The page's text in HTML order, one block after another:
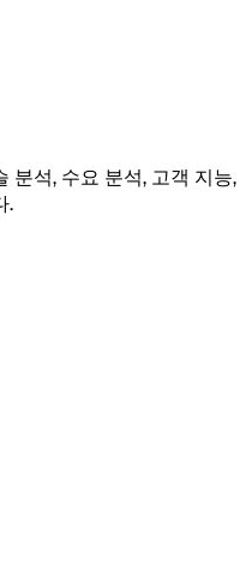
분석, 수요 분석, 고객 지능,
.